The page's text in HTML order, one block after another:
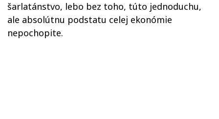
šarlatánstvo, lebo bez toho, túto jednoduchu,
ale absolútnu podstatu celej ekonómie
nepochopite.